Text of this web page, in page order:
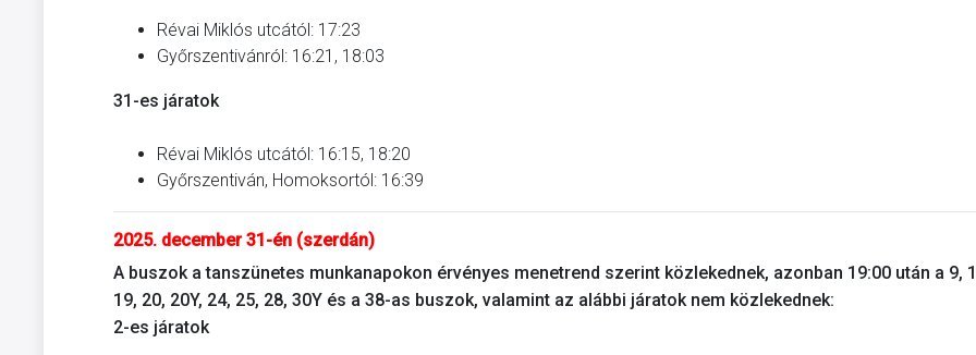
Révai Miklós utcától: 17:23
Győrszentivánról: 16:21, 18:03
31-es járatok
Révai Miklós utcától: 16:15, 18:20
Győrszentiván, Homoksortól: 16:39
2025. december 31-én (szerdán)
A buszok a tanszünetes munkanapokon érvényes menetrend szerint közlekednek, azonban 19:00 után a 9,
19, 20, 20Y, 24, 25, 28, 30Y és a 38-as buszok, valamint az alábbi járatok nem közlekednek:
2-es járatok